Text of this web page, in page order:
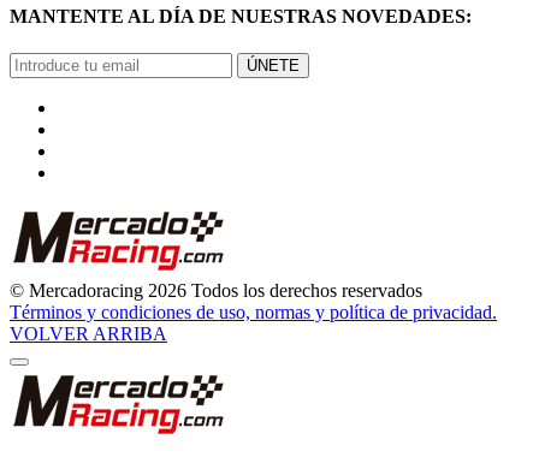
MANTENTE AL DÍA DE NUESTRAS NOVEDADES:
ÚNETE
© Mercadoracing 2026 Todos los derechos reservados
Términos y condiciones de uso, normas y política de privacidad.
VOLVER ARRIBA